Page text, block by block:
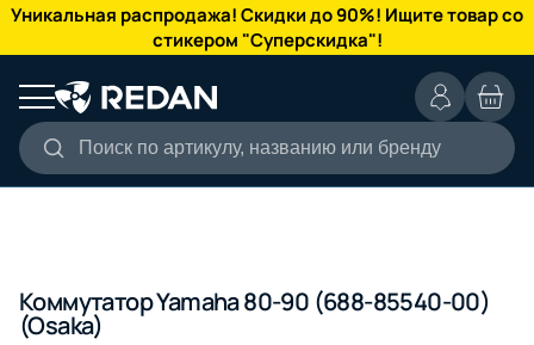
Уникальная распродажа! Скидки до 90%! Ищите товар со
стикером "Суперскидка"!
Поиск по артикулу, названию или бренду
КАТАЛОГ
Коммутатор Yamaha 80-90 (688-85540-00)
(Osaka)